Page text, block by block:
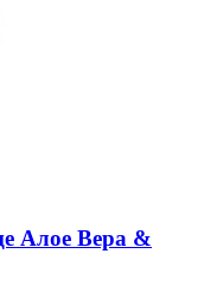
Алое Вера &